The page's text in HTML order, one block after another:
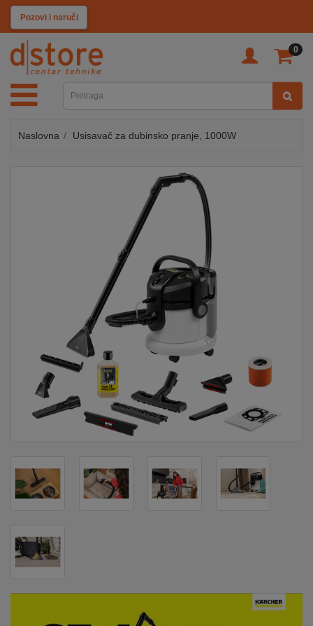
Pozovi i naruči
0
KATEGORIJE
TV
SAT
MOBILNI
KLIMATIZACIJA
PC
GAME
Naslovna Usisavač za dubinsko pranje, 1000W